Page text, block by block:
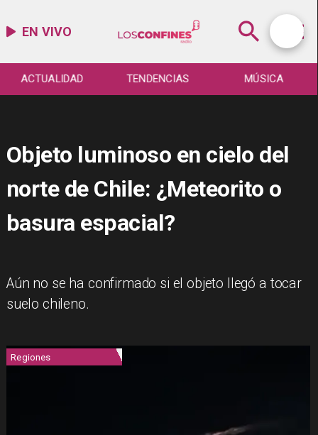
EN VIVO
ACTUALIDAD TENDENCIAS MÚSICA
Objeto luminoso en cielo del
norte de Chile: ¿Meteorito o
basura espacial?
Aún no se ha confirmado si el objeto llegó a tocar
suelo chileno.
Regiones